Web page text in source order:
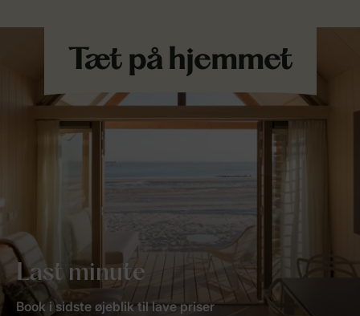
Last minute
Book i sidste øjeblik til lave priser